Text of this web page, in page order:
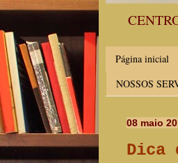
Página inicial
NOSSOS
08 maio
Dica